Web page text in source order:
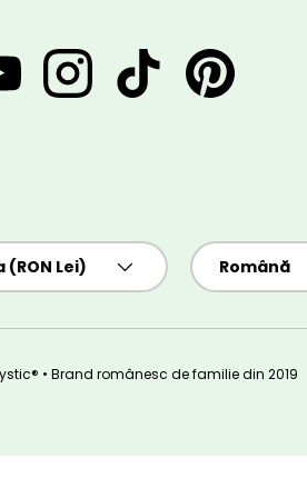
InstagramTikTok Pinterest
(RON Lei)
Limbă
Română
• Brand românesc de familie din 2019